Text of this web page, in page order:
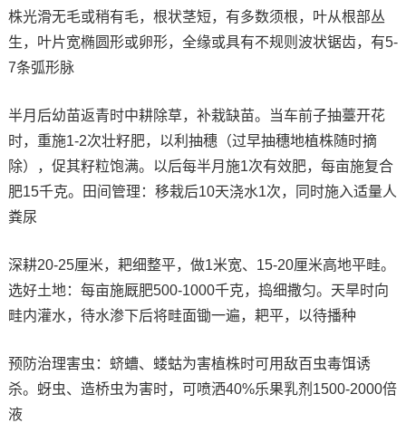
株光滑无毛或稍有毛，根状茎短，有多数须根，叶从根部丛
生，叶片宽椭圆形或卵形，全缘或具有不规则波状锯齿，有5-
7条弧形脉
半月后幼苗返青时中耕除草，补栽缺苗。当车前子抽薹开花
时，重施1-2次壮籽肥，以利抽穗（过早抽穗地植株随时摘
除），促其籽粒饱满。以后每半月施1次有效肥，每亩施复合
肥15千克。田间管理：移栽后10天浇水1次，同时施入适量人
粪尿
深耕20-25厘米，耙细整平，做1米宽、15-20厘米高地平畦。
选好土地：每亩施厩肥500-1000千克，捣细撒匀。天旱时向
畦内灌水，待水渗下后将畦面锄一遍，耙平，以待播种
预防治理害虫：蛴螬、蝼蛄为害植株时可用敌百虫毒饵诱
杀。蚜虫、造桥虫为害时，可喷洒40%乐果乳剂1500-2000倍
液